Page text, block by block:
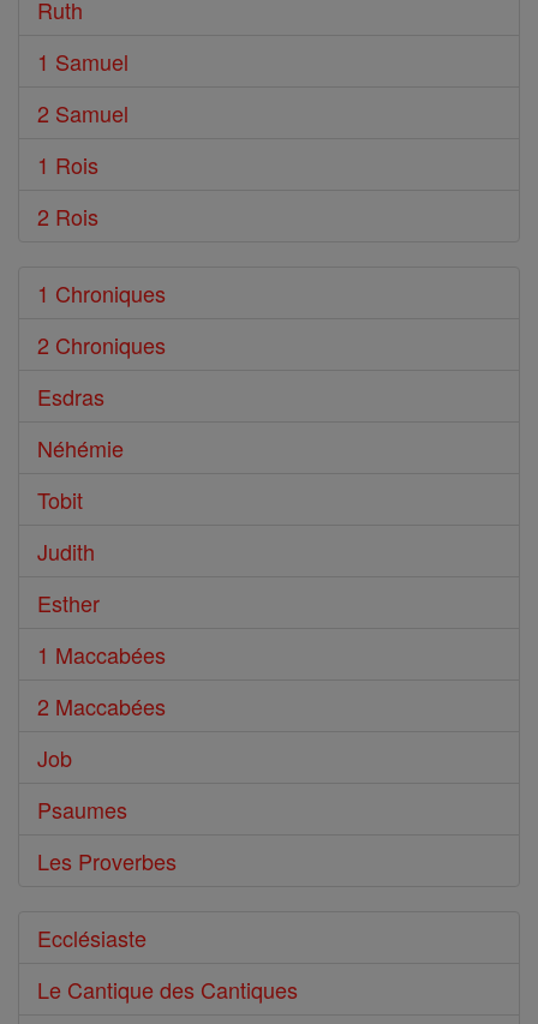
Ruth
1 Samuel
2 Samuel
1 Rois
2 Rois
1 Chroniques
2 Chroniques
Esdras
Néhémie
Tobit
Judith
Esther
1 Maccabées
2 Maccabées
Job
Psaumes
Les Proverbes
Ecclésiaste
Le Cantique des Cantiques